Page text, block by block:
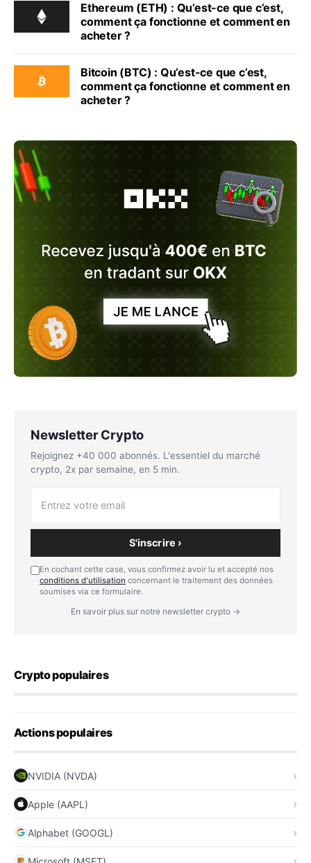
Ethereum (ETH) : Qu’est-ce que c’est,
comment ça fonctionne et comment en
acheter ?
Bitcoin (BTC) : Qu’est-ce que c’est,
comment ça fonctionne et comment en
acheter ?
Newsletter Crypto
Rejoignez +40 000 abonnés. L'essentiel du marché
crypto, 2x par semaine, en 5 min.
S'inscrire ›
En cochant cette case, vous confirmez avoir lu et accepté nos
conditions d'utilisation concernant le traitement des données
soumises via ce formulaire.
En savoir plus sur notre newsletter crypto →
Crypto populaires
Actions populaires
NVIDIA (NVDA)
Apple (AAPL)
Alphabet (GOOGL)